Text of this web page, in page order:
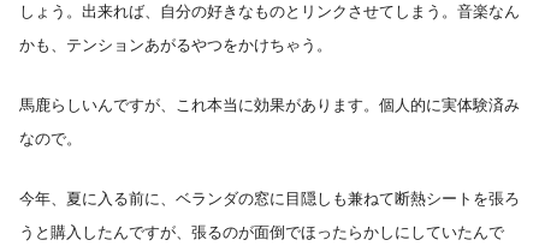
しょう。出来れば、自分の好きなものとリンクさせてしまう。音楽なん
かも、テンションあがるやつをかけちゃう。
馬鹿らしいんですが、これ本当に効果があります。個人的に実体験済み
なので。
今年、夏に入る前に、ベランダの窓に目隠しも兼ねて断熱シートを張ろ
うと購入したんですが、張るのが面倒でほったらかしにしていたんで